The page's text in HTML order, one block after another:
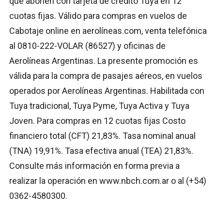
cuotas fijas. Válido para compras en vuelos de
Cabotaje online en aerolíneas.com, venta telefónica
al 0810-222-VOLAR (86527) y oficinas de
Aerolíneas Argentinas. La presente promoción es
válida para la compra de pasajes aéreos, en vuelos
operados por Aerolíneas Argentinas. Habilitada con
Tuya tradicional, Tuya Pyme, Tuya Activa y Tuya
Joven. Para compras en 12 cuotas fijas Costo
financiero total (CFT) 21,83%. Tasa nominal anual
(TNA) 19,91%. Tasa efectiva anual (TEA) 21,83%.
Consulte más información en forma previa a
realizar la operación en www.nbch.com.ar o al (+54)
0362-4580300.